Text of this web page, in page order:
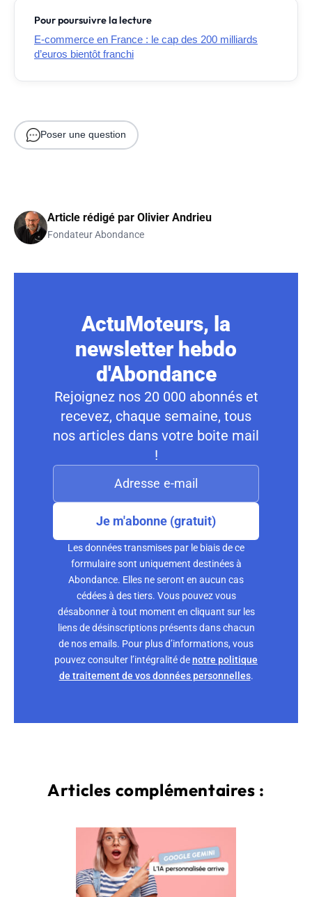
Pour poursuivre la lecture
E-commerce en France : le cap des 200 milliards
d’euros bientôt franchi
Poser une question
Article rédigé par Olivier Andrieu
Fondateur Abondance
ActuMoteurs, la
newsletter hebdo
d'Abondance
Rejoignez nos 20 000 abonnés et
recevez, chaque semaine, tous
nos articles dans votre boite mail
!
Je m'abonne (gratuit)
Les données transmises par le biais de ce
formulaire sont uniquement destinées à
Abondance. Elles ne seront en aucun cas
cédées à des tiers. Vous pouvez vous
désabonner à tout moment en cliquant sur les
liens de désinscriptions présents dans chacun
de nos emails. Pour plus d’informations, vous
pouvez consulter l’intégralité denotre politique
de traitement de vos données personnelles.
Articles complémentaires :